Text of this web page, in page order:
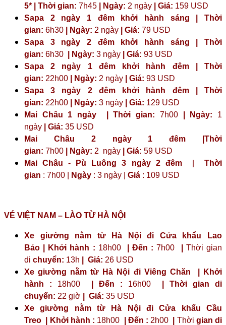
5* | Thời gian: 7h45 | Ngày: 2 ngày | Giá: 159 USD
Sapa 2 ngày 1 đêm khởi hành sáng | Thời
gian: 6h30 | Ngày: 2 ngày | Giá: 79 USD
Sapa 3 ngày 2 đêm khởi hành sáng | Thời
gian: 6h30 | Ngày: 3 ngày | Giá: 93 USD
Sapa 2 ngày 1 đêm khởi hành đêm | Thời
gian: 22h00 | Ngày: 2 ngày | Giá: 93 USD
Sapa 3 ngày 2 đêm khởi hành đêm | Thời
gian: 22h00 | Ngày: 3 ngày | Giá: 129 USD
Mai Châu 1 ngày | Thời gian: 7h00 | Ngày: 1
ngày
| Giá: 35 USD
Mai Châu 2 ngày 1 đêm |Thời
gian: 7h00 | Ngày: 2 ngày Giá: 59 USD
Mai Châu - Pù Luông 3 ngày 2 đêm
Thời
gian : 7h00 | Ngày : 3 ngày | Giá : 109 USD
VÉ VIỆT NAM – LÀO TỪ HÀ NỘI
Xe giường nằm từ Hà Nội đi Cửa khẩu Lao
Bảo | Khởi hành : 18h00| Đến : 7h00
Thời gian
di chuyển: 13h Giá: 26 USD
Xe giường nằm từ Hà Nội đi Viêng Chăn | Khởi
hành : 18h00 | Đến : 16h00 | Thời gian di
chuyển: 22 giờ | Giá: 35 USD
Xe giường nằm từ Hà Nội đi Cửa khẩu Cầu
Treo | Khởi hành : 18h00 | Đến : 2h00 Thời gian di